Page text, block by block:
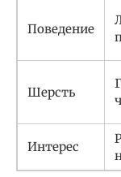
Поведение
Шерсть
Интерес